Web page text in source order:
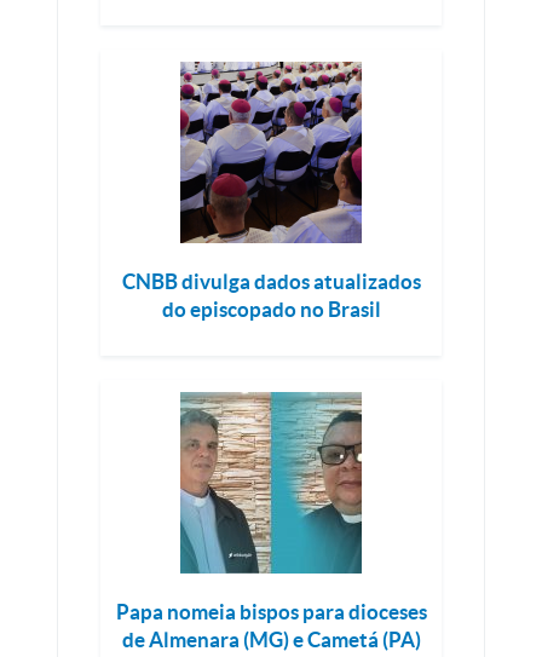
CNBB divulga dados atualizados
do episcopado no Brasil
Papa nomeia bispos para dioceses
de Almenara (MG) e Cametá (PA)